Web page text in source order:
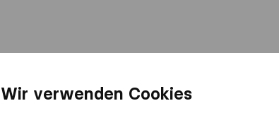
Wir verwenden Cookies